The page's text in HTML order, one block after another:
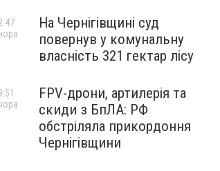
На Чернігівщині суд
повернув у комунальну
власність 321 гектар лісу
FPV-дрони, артилерія та
скиди з БпЛА: РФ
обстріляла прикордоння
Чернігівщини